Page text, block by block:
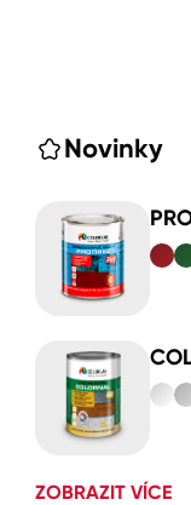
Novinky
ZOBRAZIT VÍCE